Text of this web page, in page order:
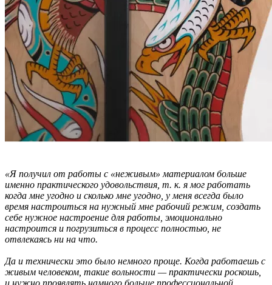
«Я получил от работы с «неживым» материалом больше
именно практического удовольствия, т. к. я мог работать
когда мне угодно и сколько мне угодно, у меня всегда было
время настроиться на нужный мне рабочий режим, создать
себе нужное настроение для работы, эмоционально
настроится и погрузиться в процесс полностью, не
отвлекаясь ни на что.
Да и технически это было немного проще. Когда работаешь с
живым человеком, такие вольности — практически роскошь,